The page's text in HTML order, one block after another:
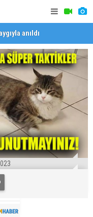
anıldı